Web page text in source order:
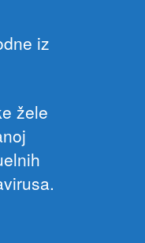
iz
žele